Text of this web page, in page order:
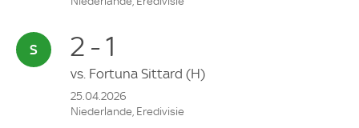
2 - 1
vs. Fortuna Sittard (H)
25.04.2026
Niederlande, Eredivisie